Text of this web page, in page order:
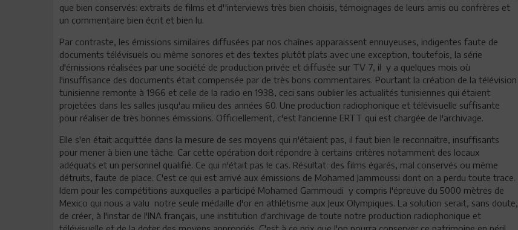
que bien conservés: extraits de films et d''interviews très bien choisis, témoignages de leurs amis ou confrères et
un commentaire bien écrit et bien lu.
Par contraste, les émissions similaires diffusées par nos chaînes apparaissent ennuyeuses, indigentes faute de
documents télévisuels ou même sonores et des textes plutôt plats avec une exception, toutefois, la série
d'émissions réalisées par une société de production privée et diffusée sur TV 7, il y a quelques mois où
l'insuffisance des documents était compensée par de très bons commentaires. Pourtant la création de la télévision
tunisienne remonte à 1966 et celle de la radio en 1938, ceci sans oublier les actualités tunisiennes qui étaient
projetées dans les salles jusqu'au milieu des années 60. Une production radiophonique et télévisuelle suffisante
pour réaliser de très bonnes émissions. Officiellement, c'est l'ancienne ERTT qui est chargée de l'archivage.
Elle s'en était acquittée dans la mesure de ses moyens qui n'étaient pas, il faut bien le reconnaître, insuffisants
pour mener à bien une tâche. Car cette opération doit répondre à certains critères notamment des locaux
adéquats et un personnel qualifié. Ce qui n'était pas le cas. Résultat: des films égarés, mal conservés ou même
détruits, faute de place. C'est ce qui est arrivé aux émissions de Mohamed Jammoussi dont on a perdu toute trace.
Idem pour les compétitions auxquelles a participé Mohamed Gammoudi y compris l'épreuve du 5000 mètres de
Mexico qui nous a valu notre seule médaille d'or en athlétisme aux Jeux Olympiques. La solution serait, sans doute,
de créer, à l'instar de l'INA français, une institution d'archivage de toute notre production radiophonique et